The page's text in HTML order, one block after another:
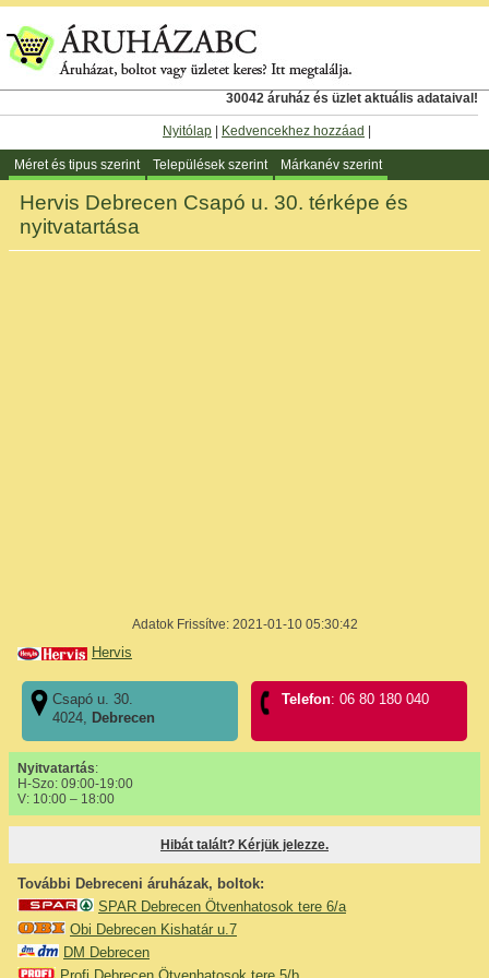
30042 áruház és üzlet aktuális adataival!
Nyitólap Kedvencekhez hozzáad
Méret és tipus szerint Települések szerint Márkanév szerint
Hervis Debrecen Csapó u. 30. térképe és
nyitvatartása
Adatok Frissítve: 2021-01-10 05:30:42
Hervis
Csapó u. 30.
4024, Debrecen
Telefon: 06 80 180 040
Nyitvatartás:
H-Szo: 09:00-19:00
V: 10:00 – 18:00
Hibát talált? Kérjük jelezze.
További Debreceni áruházak, boltok:
SPAR Debrecen Ötvenhatosok tere 6/a
Obi Debrecen Kishatár u.7
DM Debrecen